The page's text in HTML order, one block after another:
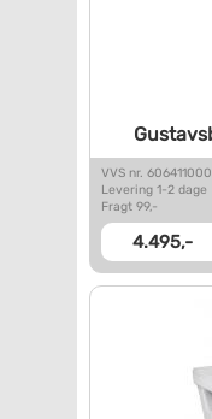
VVS nr. 606411000
Levering 1-2 dage
Fragt 99,-
4.495,-